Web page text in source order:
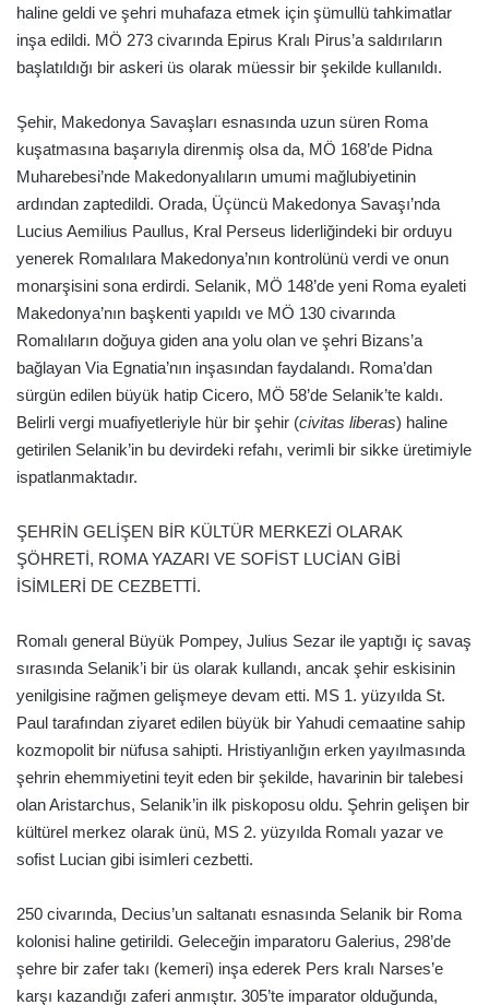
haline geldi ve şehri muhafaza etmek için şümullü tahkimatlar
inşa edildi. MÖ 273 civarında Epirus Kralı Pirus’a saldırıların
başlatıldığı bir askeri üs olarak müessir bir şekilde kullanıldı.
Şehir, Makedonya Savaşları esnasında uzun süren Roma
kuşatmasına başarıyla direnmiş olsa da, MÖ 168’de Pidna
Muharebesi’nde Makedonyalıların umumi mağlubiyetinin
ardından zaptedildi. Orada, Üçüncü Makedonya Savaşı’nda
Lucius Aemilius Paullus, Kral Perseus liderliğindeki bir orduyu
yenerek Romalılara Makedonya’nın kontrolünü verdi ve onun
monarşisini sona erdirdi. Selanik, MÖ 148’de yeni Roma eyaleti
Makedonya’nın başkenti yapıldı ve MÖ 130 civarında
Romalıların doğuya giden ana yolu olan ve şehri Bizans’a
bağlayan Via Egnatia’nın inşasından faydalandı. Roma’dan
sürgün edilen büyük hatip Cicero, MÖ 58’de Selanik’te kaldı.
Belirli vergi muafiyetleriyle hür bir şehir (civitas liberas) haline
getirilen Selanik’in bu devirdeki refahı, verimli bir sikke üretimiyle
ispatlanmaktadır.
ŞEHRİN GELİŞEN BİR KÜLTÜR MERKEZİ OLARAK
ŞÖHRETİ, ROMA YAZARI VE SOFİST LUCİAN GİBİ
İSİMLERİ DE CEZBETTİ.
Romalı general Büyük Pompey, Julius Sezar ile yaptığı iç savaş
sırasında Selanik’i bir üs olarak kullandı, ancak şehir eskisinin
yenilgisine rağmen gelişmeye devam etti. MS 1. yüzyılda St.
Paul tarafından ziyaret edilen büyük bir Yahudi cemaatine sahip
kozmopolit bir nüfusa sahipti. Hristiyanlığın erken yayılmasında
şehrin ehemmiyetini teyit eden bir şekilde, havarinin bir talebesi
olan Aristarchus, Selanik’in ilk piskoposu oldu. Şehrin gelişen bir
kültürel merkez olarak ünü, MS 2. yüzyılda Romalı yazar ve
sofist Lucian gibi isimleri cezbetti.
250 civarında, Decius’un saltanatı esnasında Selanik bir Roma
kolonisi haline getirildi. Geleceğin imparatoru Galerius, 298’de
şehre bir zafer takı (kemeri) inşa ederek Pers kralı Narses’e
karşı kazandığı zaferi anmıştır. 305’te imparator olduğunda,